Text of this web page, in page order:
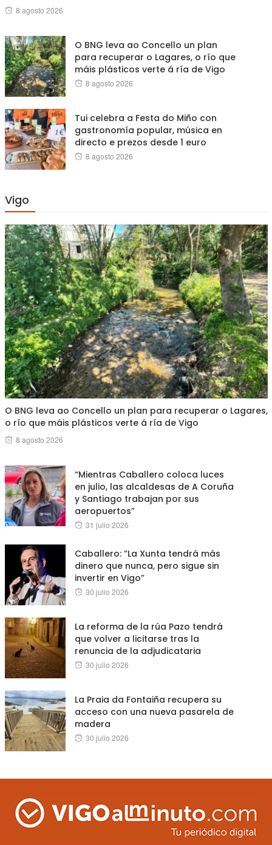
Posted
8 agosto 2026
O BNG leva ao Concello un plan
para recuperar o Lagares, o río que
máis plásticos verte á ría de Vigo
Posted
8 agosto 2026
Tui celebra a Festa do Miño con
gastronomía popular, música en
directo e prezos desde 1 euro
Posted
8 agosto 2026
Vigo
O BNG leva ao Concello un plan para recuperar o Lagares,
o río que máis plásticos verte á ría de Vigo
Posted
8 agosto 2026
“Mientras Caballero coloca luces
en julio, las alcaldesas de A Coruña
y Santiago trabajan por sus
aeropuertos”
Posted
31 julio 2026
Caballero: “La Xunta tendrá más
dinero que nunca, pero sigue sin
invertir en Vigo”
Posted
30 julio 2026
La reforma de la rúa Pazo tendrá
que volver a licitarse tras la
renuncia de la adjudicataria
Posted
30 julio 2026
La Praia da Fontaiña recupera su
acceso con una nueva pasarela de
madera
Posted
30 julio 2026